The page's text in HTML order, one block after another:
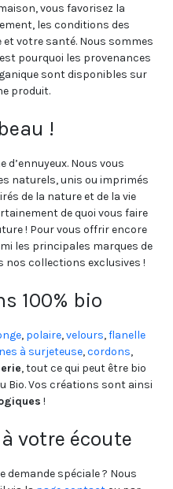
vous favorisez la
les conditions des
votre santé. Nous sommes
pourquoi les provenances
sont disponibles sur
produit.
!
d’ennuyeux. Nous vous
naturels, unis ou imprimés
de la nature et de la vie
de quoi vous faire
! Pour vous offrir encore
les principales marques de
nos collections exclusives !
100% bio
, polaire,velours,flanelle
à surjeteuse,cordons,
, tout ce qui peut être bio
Bio. Vos créations sont ainsi
!
votre écoute
demande spéciale ? Nous